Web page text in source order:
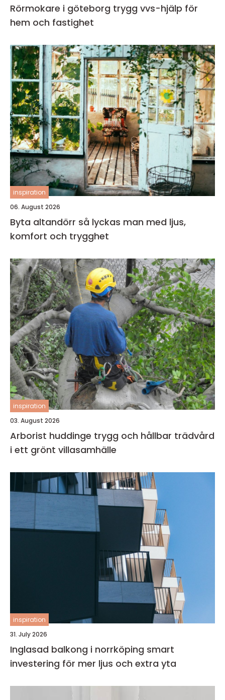
Rörmokare i göteborg trygg vvs-hjälp för
hem och fastighet
inspiration
06. August 2026
Byta altandörr så lyckas man med ljus,
komfort och trygghet
inspiration
03. August 2026
Arborist huddinge trygg och hållbar trädvård
i ett grönt villasamhälle
inspiration
31. July 2026
Inglasad balkong i norrköping smart
investering för mer ljus och extra yta